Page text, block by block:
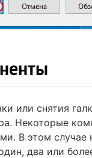
или снятия
Некоторые
В этом случае
два или